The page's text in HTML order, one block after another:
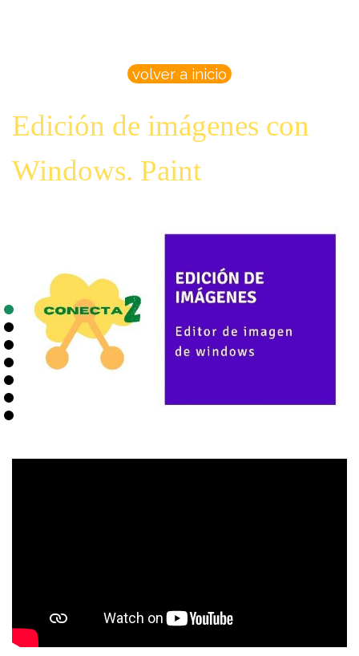
volver a inicio
Edición de imágenes con
Windows. Paint